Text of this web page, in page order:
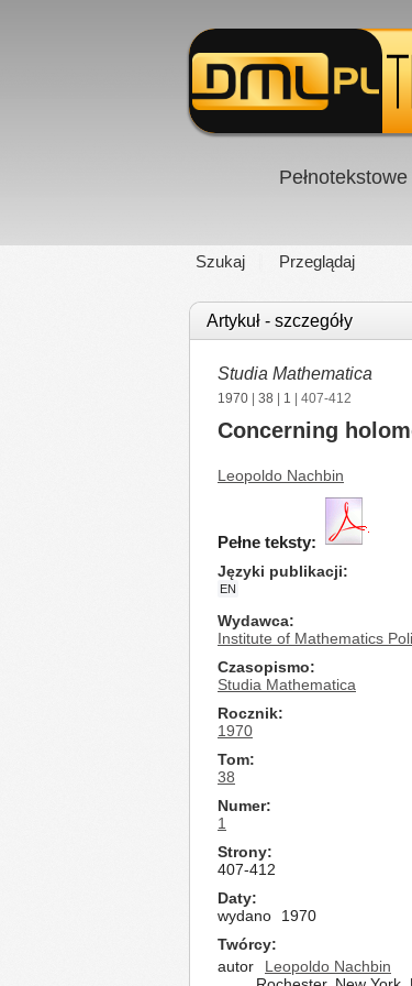
Szukaj Przeglądaj
Artykuł - szczegóły
Studia Mathematica
1970 38 1 | 407-412
Concerning
Leopoldo Nachbin
Pełne teksty:
Języki publikacji
EN
Wydawca
Institute of Mathematics
Czasopismo
Studia Mathematica
Rocznik
1970
Tom
38
Numer
1
Strony
407-412
Daty
wydano
1970
Twórcy
autor
Leopoldo Nachbin